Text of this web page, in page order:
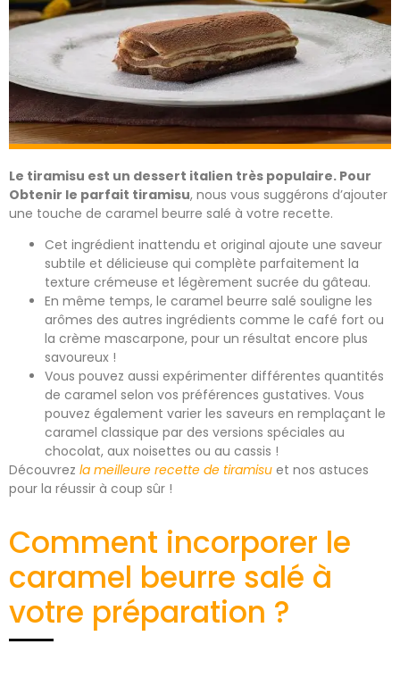
Le tiramisu est un dessert italien très populaire. Pour
Obtenir le parfait tiramisu, nous vous suggérons d’ajouter
une touche de caramel beurre salé à votre recette.
Cet ingrédient inattendu et original ajoute une saveur
subtile et délicieuse qui complète parfaitement la
texture crémeuse et légèrement sucrée du gâteau.
En même temps, le caramel beurre salé souligne les
arômes des autres ingrédients comme le café fort ou
la crème mascarpone, pour un résultat encore plus
savoureux !
Vous pouvez aussi expérimenter différentes quantités
de caramel selon vos préférences gustatives. Vous
pouvez également varier les saveurs en remplaçant le
caramel classique par des versions spéciales au
chocolat, aux noisettes ou au cassis !
Découvrez la meilleure recette de tiramisu et nos astuces
pour la réussir à coup sûr !
Comment incorporer le
caramel beurre salé à
votre préparation ?